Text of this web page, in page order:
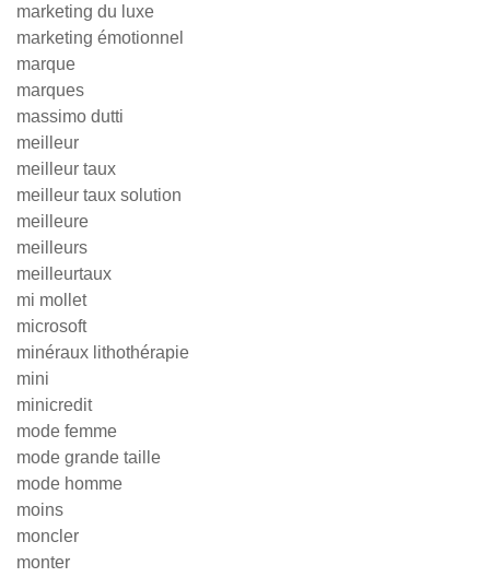
marketing du luxe
marketing émotionnel
marque
marques
massimo dutti
meilleur
meilleur taux
meilleur taux solution
meilleure
meilleurs
meilleurtaux
mi mollet
microsoft
minéraux lithothérapie
mini
minicredit
mode femme
mode grande taille
mode homme
moins
moncler
monter